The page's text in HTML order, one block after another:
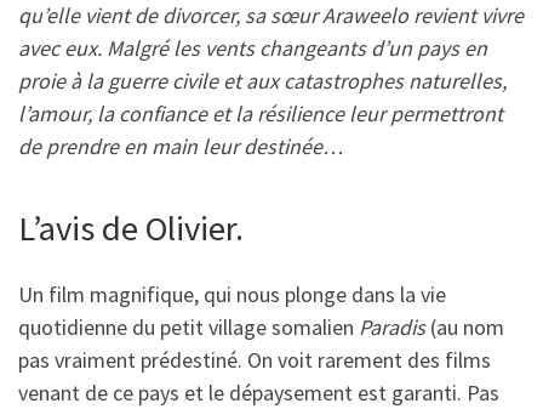
qu’elle vient de divorcer, sa sœur Araweelo revient vivre
avec eux. Malgré les vents changeants d’un pays en
proie à la guerre civile et aux catastrophes naturelles,
l’amour, la confiance et la résilience leur permettront
de prendre en main leur destinée…
L’avis de Olivier.
Un film magnifique, qui nous plonge dans la vie
quotidienne du petit village somalien Paradis(au nom
pas vraiment prédestiné. On voit rarement des films
venant de ce pays et le dépaysement est garanti. Pas